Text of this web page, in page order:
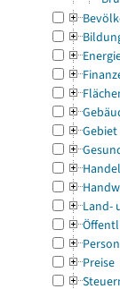
Gebiet
Land-
Preise